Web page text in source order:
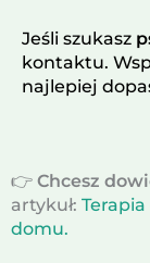
Jeśli szukasz
kontaktu.
najlepiej
👉 Chcesz
artykuł:
domu.